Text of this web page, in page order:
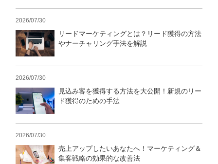
2026/07/30
リードマーケティングとは？リード獲得の方法
やナーチャリング手法を解説
2026/07/30
見込み客を獲得する方法を大公開！新規のリー
ド獲得のための手法
2026/07/30
売上アップしたいあなたへ！マーケティング＆
集客戦略の効果的な改善法